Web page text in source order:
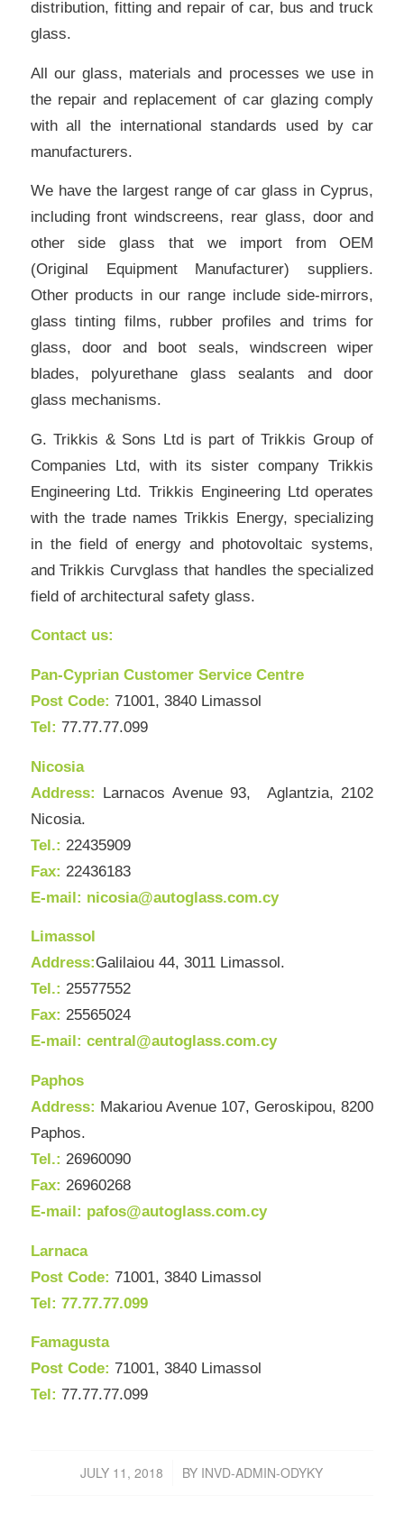
distribution, fitting and repair of car, bus and truck
glass.
All our glass, materials and processes we use in
the repair and replacement of car glazing comply
with all the international standards used by car
manufacturers.
We have the largest range of car glass in Cyprus,
including front windscreens, rear glass, door and
other side glass that we import from ΟΕΜ
(Original Equipment Manufacturer) suppliers.
Other products in our range include side-mirrors,
glass tinting films, rubber profiles and trims for
glass, door and boot seals, windscreen wiper
blades, polyurethane glass sealants and door
glass mechanisms.
G. Trikkis & Sons Ltd is part of Trikkis Group of
Companies Ltd, with its sister company Trikkis
Engineering Ltd. Trikkis Engineering Ltd operates
with the trade names Trikkis Energy, specializing
in the field of energy and photovoltaic systems,
and Trikkis Curvglass that handles the specialized
field of architectural safety glass.
Contact us:
Pan-Cyprian Customer Service Centre
Post Code: 71001, 3840 Limassol
Tel: 77.77.77.099
Nicosia
Address: Larnacos Avenue 93, Aglantzia, 2102
Nicosia.
Tel.: 22435909
Fax: 22436183
Ε-mail: nicosia@autoglass.com.cy
Limassol
Address:Galilaiou 44, 3011 Limassol.
Tel.: 25577552
Fax: 25565024
Ε-mail: central@autoglass.com.cy
Paphos
Address: Makariou Avenue 107, Geroskipou, 8200
Paphos.
Tel.: 26960090
Fax: 26960268
Ε-mail: pafos@autoglass.com.cy
Larnaca
Post Code: 71001, 3840 Limassol
Tel: 77.77.77.099
Famagusta
Post Code: 71001, 3840 Limassol
Tel: 77.77.77.099
JULY 11, 2018
/ BY INVD-ADMIN-ODYKY